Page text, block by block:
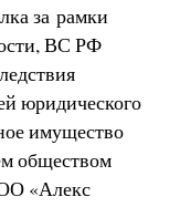
за рамки
ВС РФ
юридического
имущество
обществом
«Алекс